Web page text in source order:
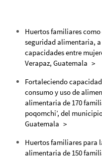
Huertos familiares
seguridad alimentaria,
capacidades entre
Verapaz, Guatemala
Fortaleciendo
consumo y uso de
alimentaria de 170
poqomchi’, del
Guatemala
Huertos familiares para
alimentaria de 150